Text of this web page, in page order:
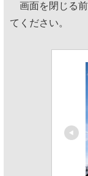
画面を閉じる前
てください。